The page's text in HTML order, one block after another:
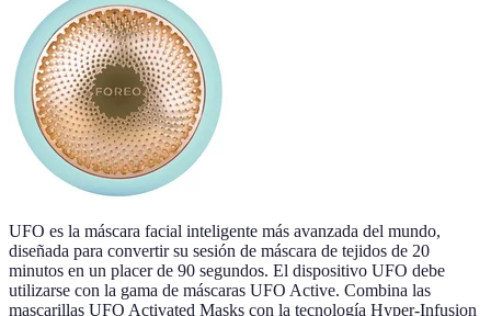
UFO es la máscara facial inteligente más avanzada del mundo,
diseñada para convertir su sesión de máscara de tejidos de 20
minutos en un placer de 90 segundos. El dispositivo UFO debe
utilizarse con la gama de máscaras UFO Active. Combina las
mascarillas UFO Activated Masks con la tecnología Hyper-Infusion